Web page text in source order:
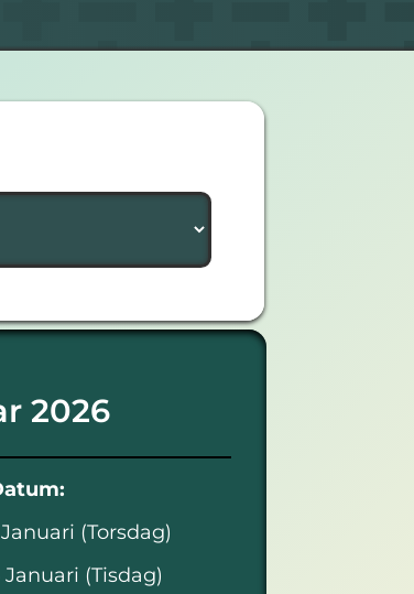
2026
Januari (Torsdag)
Januari (Tisdag)